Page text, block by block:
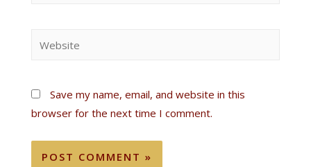
Save my name, email, and website in this
browser for the next time I comment.